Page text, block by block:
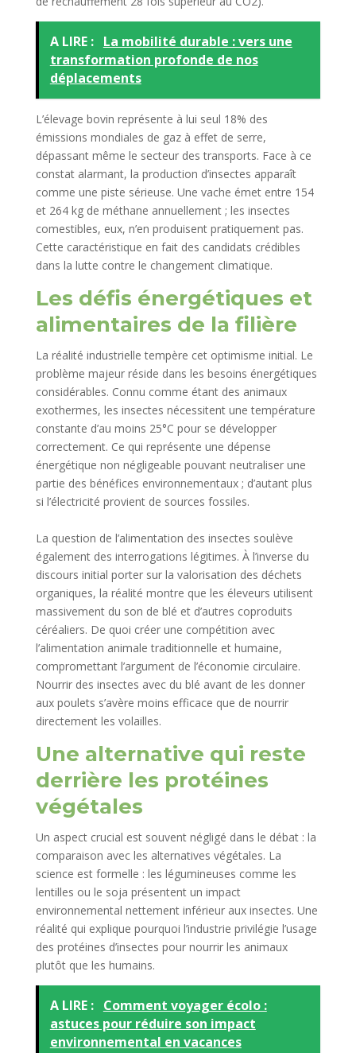
A LIRE : La mobilité durable : vers une
transformation profonde de nos
déplacements
L’élevage bovin représente à lui seul 18% des
émissions mondiales de gaz à effet de serre,
dépassant même le secteur des transports. Face à ce
constat alarmant, la production d’insectes apparaît
comme une piste sérieuse. Une vache émet entre 154
et 264 kg de méthane annuellement ; les insectes
comestibles, eux, n’en produisent pratiquement pas.
Cette caractéristique en fait des candidats crédibles
dans la lutte contre le changement climatique.
Les défis énergétiques et
alimentaires de la filière
La réalité industrielle tempère cet optimisme initial. Le
problème majeur réside dans les besoins énergétiques
considérables. Connu comme étant des animaux
exothermes, les insectes nécessitent une température
constante d’au moins 25°C pour se développer
correctement. Ce qui représente une dépense
énergétique non négligeable pouvant neutraliser une
partie des bénéfices environnementaux ; d’autant plus
si l’électricité provient de sources fossiles.
La question de l’alimentation des insectes soulève
également des interrogations légitimes. À l’inverse du
discours initial porter sur la valorisation des déchets
organiques, la réalité montre que les éleveurs utilisent
massivement du son de blé et d’autres coproduits
céréaliers. De quoi créer une compétition avec
l’alimentation animale traditionnelle et humaine,
compromettant l’argument de l’économie circulaire.
Nourrir des insectes avec du blé avant de les donner
aux poulets s’avère moins efficace que de nourrir
directement les volailles.
Une alternative qui reste
derrière les protéines
végétales
Un aspect crucial est souvent négligé dans le débat : la
comparaison avec les alternatives végétales. La
science est formelle : les légumineuses comme les
lentilles ou le soja présentent un impact
environnemental nettement inférieur aux insectes. Une
réalité qui explique pourquoi l’industrie privilégie l’usage
des protéines d’insectes pour nourrir les animaux
plutôt que les humains.
A LIRE : Comment voyager écolo :
astuces pour réduire son impact
environnemental en vacances